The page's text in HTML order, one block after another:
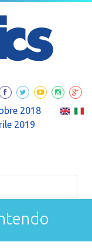
2018
2019